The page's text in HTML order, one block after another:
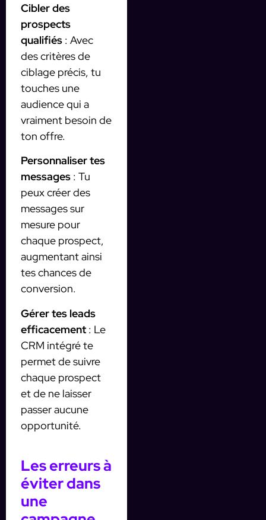
Cibler des
prospects
qualifiés : Avec
des critères de
ciblage précis, tu
touches une
audience qui a
vraiment besoin de
ton offre.
Personnaliser tes
messages : Tu
peux créer des
messages sur
mesure pour
chaque prospect,
augmentant ainsi
tes chances de
conversion.
Gérer tes leads
efficacement : Le
CRM intégré te
permet de suivre
chaque prospect
et de ne laisser
passer aucune
opportunité.
Les erreurs à
éviter dans
une